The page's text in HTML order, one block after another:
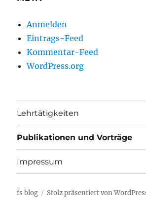
Anmelden
Eintrags-Feed
Kommentar-Feed
WordPress.org
Lehrtätigkeiten
Publikationen und Vorträge
Impressum
fs blog Stolz präsentiert von